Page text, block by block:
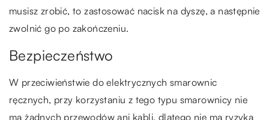
musisz zrobić, to zastosować nacisk na dyszę, a następnie
zwolnić go po zakończeniu.
Bezpieczeństwo
W przeciwieństwie do elektrycznych smarownic
ręcznych, przy korzystaniu z tego typu smarownicy nie
ma żadnych przewodów ani kabli, dlatego nie ma ryzyka